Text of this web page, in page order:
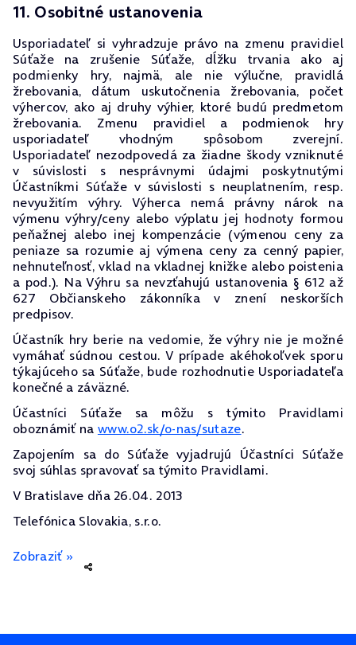
11. Osobitné ustanovenia
Usporiadateľ si vyhradzuje právo na zmenu pravidiel
Súťaže na zrušenie Súťaže, dĺžku trvania ako aj
podmienky hry, najmä, ale nie výlučne, pravidlá
žrebovania, dátum uskutočnenia žrebovania, počet
výhercov, ako aj druhy výhier, ktoré budú predmetom
žrebovania. Zmenu pravidiel a podmienok hry
usporiadateľ vhodným spôsobom zverejní.
Usporiadateľ nezodpovedá za žiadne škody vzniknuté
v súvislosti s nesprávnymi údajmi poskytnutými
Účastníkmi Súťaže v súvislosti s neuplatnením, resp.
nevyužitím výhry. Výherca nemá právny nárok na
výmenu výhry/ceny alebo výplatu jej hodnoty formou
peňažnej alebo inej kompenzácie (výmenou ceny za
peniaze sa rozumie aj výmena ceny za cenný papier,
nehnuteľnosť, vklad na vkladnej knižke alebo poistenia
a pod.). Na Výhru sa nevzťahujú ustanovenia § 612 až
627 Občianskeho zákonníka v znení neskorších
predpisov.
Účastník hry berie na vedomie, že výhry nie je možné
vymáhať súdnou cestou. V prípade akéhokoľvek sporu
týkajúceho sa Súťaže, bude rozhodnutie Usporiadateľa
konečné a záväzné.
Účastníci Súťaže sa môžu s týmito Pravidlami
oboznámiť na www.o2.sk/o-nas/sutaze.
Zapojením sa do Súťaže vyjadrujú Účastníci Súťaže
svoj súhlas spravovať sa týmito Pravidlami.
V Bratislave dňa 26.04. 2013
Telefónica Slovakia, s.r.o.
Zobraziť »